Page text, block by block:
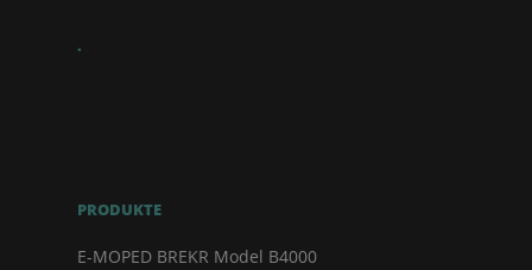
.
PRODUKTE
E-MOPED BREKR Model B4000